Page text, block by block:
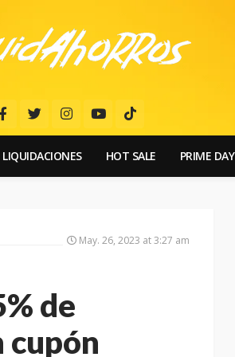
LIQUIDACIONES HOT SALE PRIME DAY
May. 26, 2023 at 3:27 am
de
cupón